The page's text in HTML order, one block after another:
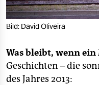
shop
unterstützen
abo
Bild: David Oliveira
Was bleibt, wenn ein
Geschichten – die
des Jahres 2013: